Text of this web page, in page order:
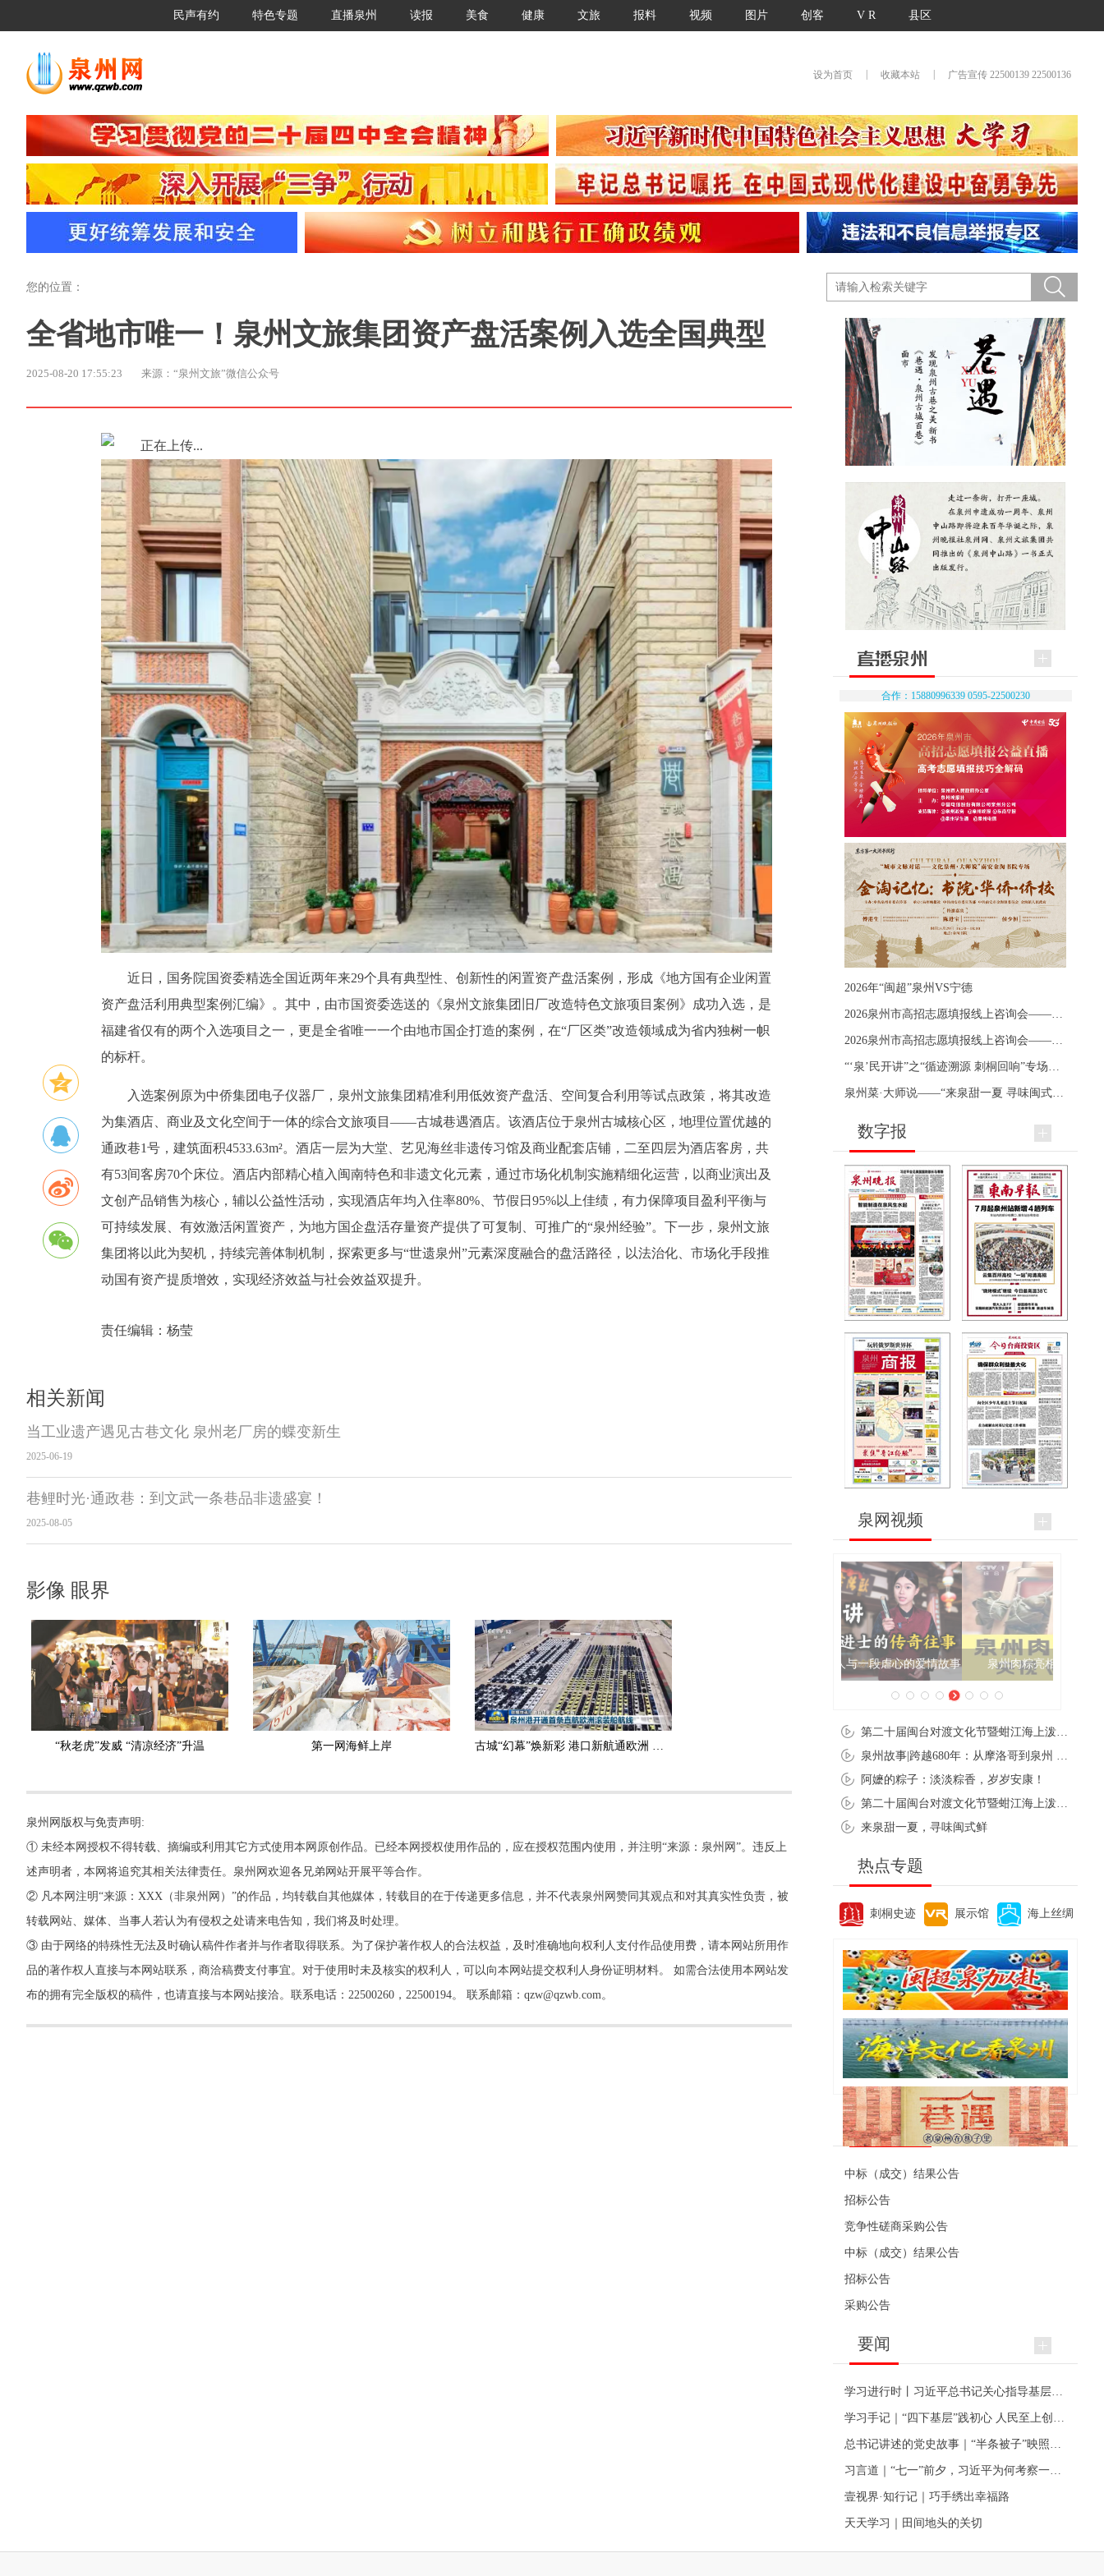
民声有约 特色专题 直播泉州 读报 美食 健康 文旅 报料 视频 图片 创客 V R 县区
设为首页 收藏本站 广告宣传 22500139 22500136
您的位置：
全省地市唯一！泉州文旅集团资产盘活案例入选全国典型
2025-08-20 17:55:23 来源：“泉州文旅”微信公众号
近日，国务院国资委精选全国近两年来29个具有典型性、创新性的闲置资产盘活案例，形成《地方国有企业闲置
资产盘活利用典型案例汇编》。其中，由市国资委选送的《泉州文旅集团旧厂改造特色文旅项目案例》成功入选，是
福建省仅有的两个入选项目之一，更是全省唯一一个由地市国企打造的案例，在“厂区类”改造领域成为省内独树一帜
的标杆。
入选案例原为中侨集团电子仪器厂，泉州文旅集团精准利用低效资产盘活、空间复合利用等试点政策，将其改造
为集酒店、商业及文化空间于一体的综合文旅项目——古城巷遇酒店。该酒店位于泉州古城核心区，地理位置优越的
通政巷1号，建筑面积4533.63m²。酒店一层为大堂、艺见海丝非遗传习馆及商业配套店铺，二至四层为酒店客房，共
有53间客房70个床位。酒店内部精心植入闽南特色和非遗文化元素，通过市场化机制实施精细化运营，以商业演出及
文创产品销售为核心，辅以公益性活动，实现酒店年均入住率80%、节假日95%以上佳绩，有力保障项目盈利平衡与
可持续发展、有效激活闲置资产，为地方国企盘活存量资产提供了可复制、可推广的“泉州经验”。下一步，泉州文旅
集团将以此为契机，持续完善体制机制，探索更多与“世遗泉州”元素深度融合的盘活路径，以法治化、市场化手段推
动国有资产提质增效，实现经济效益与社会效益双提升。
责任编辑： 杨莹
相关新闻
当工业遗产遇见古巷文化 泉州老厂房的蝶变新生
2025-06-19
巷鲤时光·通政巷：到文武一条巷品非遗盛宴！
2025-08-05
影像 眼界
“秋老虎”发威 “清凉经济”升温 第一网海鲜上岸
泉州网版权与免责声明:
① 未经本网授权不得转载、摘编或利用其它方式使用本网原创作品。已经本网授权使用作品的，应在授权范围内使用，并注明“来源：泉州网”。违反上
述声明者，本网将追究其相关法律责任。泉州网欢迎各兄弟网站开展平等合作。
② 凡本网注明“来源：XXX（非泉州网）”的作品，均转载自其他媒体，转载目的在于传递更多信息，并不代表泉州网赞同其观点和对其真实性负责，被
转载网站、媒体、当事人若认为有侵权之处请来电告知，我们将及时处理。
③ 由于网络的特殊性无法及时确认稿件作者并与作者取得联系。为了保护著作权人的合法权益，及时准确地向权利人支付作品使用费，请本网站所用作
品的著作权人直接与本网站联系，商洽稿费支付事宜。对于使用时未及核实的权利人，可以向本网站提交权利人身份证明材料。 如需合法使用本网站发
布的拥有完全版权的稿件，也请直接与本网站接洽。联系电话：22500260，22500194。 联系邮箱：qzw@qzwb.com。
合作：15880996339 0595-22500230
2026年“闽超”泉州VS宁德
数字报
泉网视频
泉州肉粽亮相央视《新闻联播》
阿嬷的粽子：淡淡粽香，岁岁安康！
来泉甜一夏，寻味闽式鲜
热点专题
刺桐史迹 展示馆 海上丝绸
便民资讯
中标（成交）结果公告
招标公告
竞争性磋商采购公告
中标（成交）结果公告
招标公告
采购公告
要闻
壹视界·知行记｜巧手绣出幸福路
天天学习｜田间地头的关切